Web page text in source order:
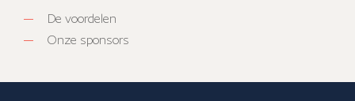
De voordelen
Onze sponsors